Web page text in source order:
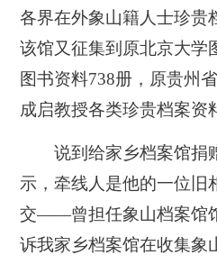
各界在外象山籍人士珍贵
该馆又征集到原北京大学
图书资料738册，原贵州
成启教授各类珍贵档案资
说到给家乡档案馆捐
示，牵线人是他的一位旧
交——曾担任象山档案馆
诉我家乡档案馆在收集象